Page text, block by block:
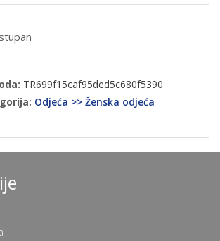
TR699f15caf95ded5c680f5390
Odjeća >> Ženska odjeća